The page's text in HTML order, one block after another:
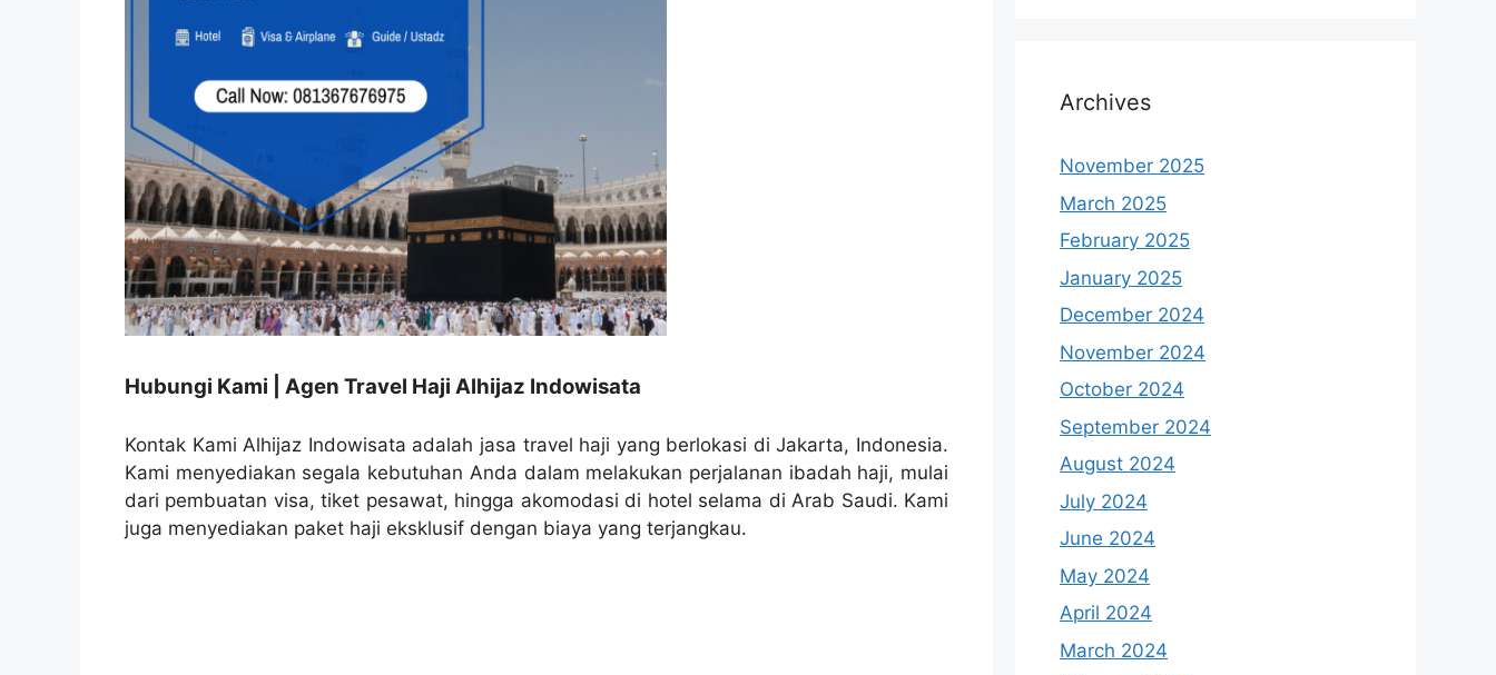
Hubungi Kami | Agen Travel Haji Alhijaz Indowisata
Kontak Kami Alhijaz Indowisata adalah jasa travel haji yang berlokasi di Jakarta, Indonesia.
Kami menyediakan segala kebutuhan Anda dalam melakukan perjalanan ibadah haji, mulai
dari pembuatan visa, tiket pesawat, hingga akomodasi di hotel selama di Arab Saudi. Kami
juga menyediakan paket haji eksklusif dengan biaya yang terjangkau.
Archives
November 2025
March 2025
February 2025
January 2025
December 2024
November 2024
October 2024
September 2024
August 2024
July 2024
June 2024
May 2024
April 2024
March 2024